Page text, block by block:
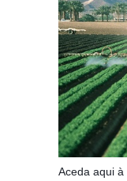
Aceda aqui à